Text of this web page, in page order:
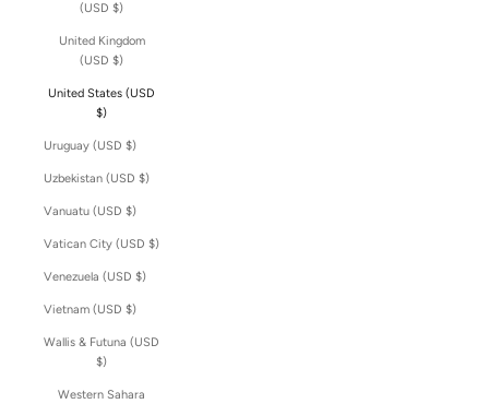
(USD $)
United Kingdom
(USD $)
United States (USD
$)
Uruguay (USD $)
Uzbekistan (USD $)
Vanuatu (USD $)
Vatican City (USD $)
Venezuela (USD $)
Vietnam (USD $)
Wallis & Futuna (USD
$)
Western Sahara